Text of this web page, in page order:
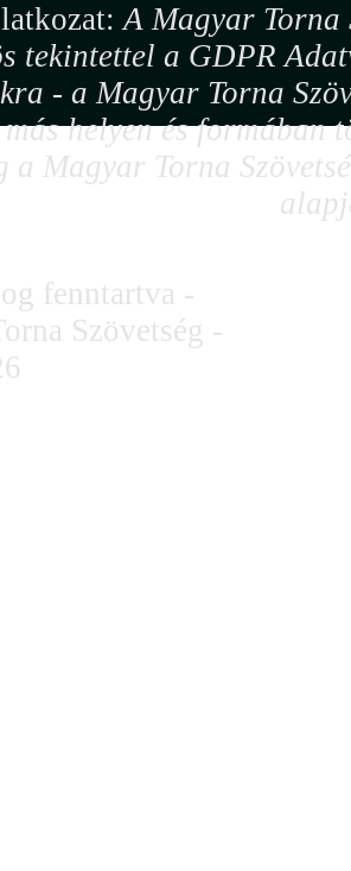
A Magyar Torna
tekintettel a GDPR
- a Magyar Torna
helyen és formában
a Magyar Torna
fenntartva -
Szövetség -